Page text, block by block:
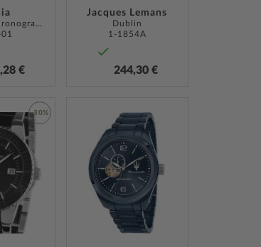
Herrenuhr Chronograph Titanium 39mm
€
Jacques Lemans
Dublin
1-1854A
244,30 €
-30%
ZUR
WUNSCHLISTE
HINZUFÜGEN
HINZUFÜGEN